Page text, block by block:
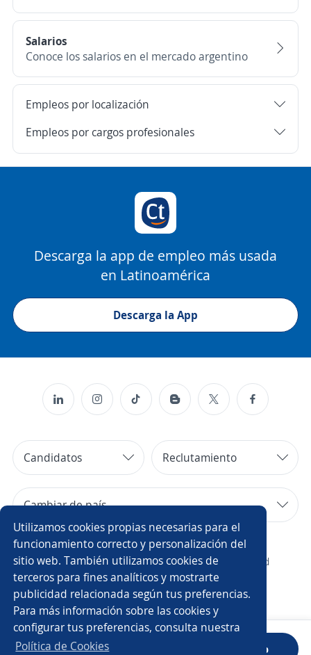
Utilizamos cookies propias necesarias para el
funcionamiento correcto y personalización del
sitio web. También utilizamos cookies de
terceros para fines analíticos y mostrarte
publicidad relacionada según tus preferencias.
Para más información sobre las cookies y
configurar tus preferencias, consulta nuestra
Política de Cookies
Salarios
Conoce los salarios en el mercado argentino
Empleos por localización
Empleos por cargos profesionales
Descarga la app de empleo más usada
en Latinoamérica
Descarga la App
Sube tu CV Descarga la App
Candidatos Reclutamiento
Cambiar de país
Copyright 2014 - 2026 DGNET LTD.
¿Quiénes somos?
/ Aviso legal / privacidad